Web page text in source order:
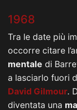
1968
Tra le date più
occorre citare
mentale di
a lasciarlo fuori
David Gilmour.
diventata una